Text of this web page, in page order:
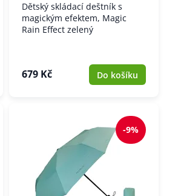
Dětský skládací deštník s
magickým efektem, Magic
Rain Effect zelený
679 Kč Do košíku
-9%